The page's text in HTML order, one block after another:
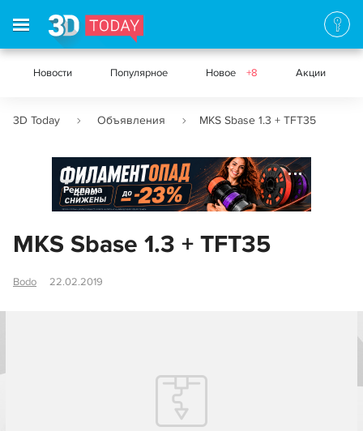
Новости Популярное Новое +8 Акции
3D Today Объявления MKS Sbase 1.3 + TFT35
Реклама
MKS Sbase 1.3 + TFT35
Bodo 22.02.2019